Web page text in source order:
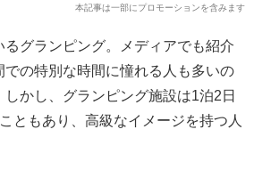
本記事は一部にプロモーションを含みます
グランピング。メディアでも紹介
での特別な時間に憧れる人も多いの
かし、グランピング施設は1泊2日
ともあり、高級なイメージを持つ人